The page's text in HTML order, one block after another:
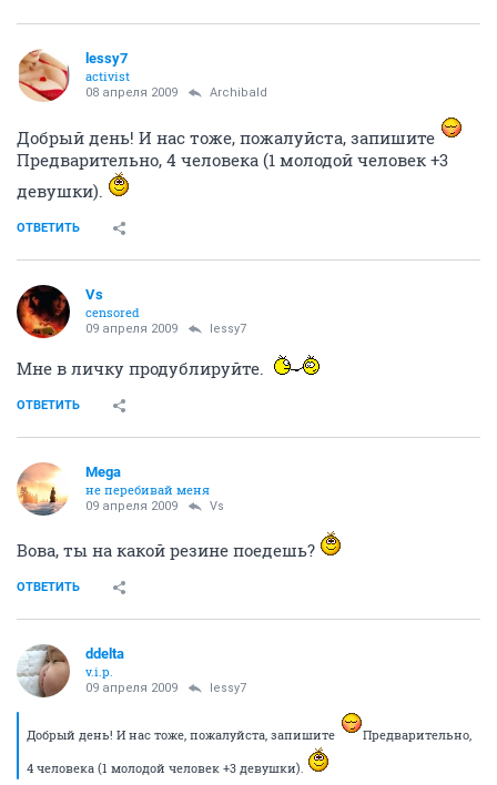
lessy7
activist
08 апреля 2009 Archibald
Добрый день! И нас тоже, пожалуйста, запишите
Предварительно, 4 человека (1 молодой человек +3
девушки).
ОТВЕТИТЬ
Vs
censored
09 апреля 2009 lessy7
Мне в личку продублируйте.
ОТВЕТИТЬ
Mega
не перебивай меня
09 апреля 2009 Vs
Вова, ты на какой резине поедешь?
ОТВЕТИТЬ
ddelta
v.i.p.
09 апреля 2009 lessy7
Добрый день! И нас тоже, пожалуйста, запишите
Предварительно,
4 человека (1 молодой человек +3 девушки).